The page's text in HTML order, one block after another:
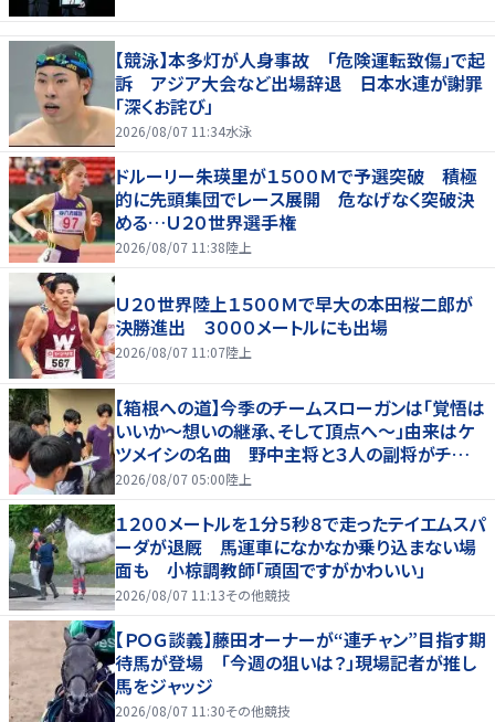
【競泳】本多灯が人身事故 「危険運転致傷」で起
訴 アジア大会など出場辞退 日本水連が謝罪
「深くお詫び」
2026/08/07 11:34水泳
ドルーリー朱瑛里が１５００Ｍで予選突破 積極
的に先頭集団でレース展開 危なげなく突破決
める…Ｕ２０世界選手権
2026/08/07 11:38陸上
Ｕ２０世界陸上１５００Ｍで早大の本田桜二郎が
決勝進出 ３０００メートルにも出場
2026/08/07 11:07陸上
【箱根への道】今季のチームスローガンは「覚悟は
いいか～想いの継承、そして頂点へ～」由来はケ
ツメイシの名曲 野中主将と３人の副将がチーム
を引っ張る…夏合宿特集第１弾、国学院大
2026/08/07 05:00陸上
１２００メートルを１分５秒８で走ったテイエムスパ
ーダが退厩 馬運車になかなか乗り込まない場
面も 小椋調教師「頑固ですがかわいい」
2026/08/07 11:13その他競技
【ＰＯＧ談義】藤田オーナーが“連チャン”目指す期
待馬が登場 「今週の狙いは？」現場記者が推し
馬をジャッジ
2026/08/07 11:30その他競技